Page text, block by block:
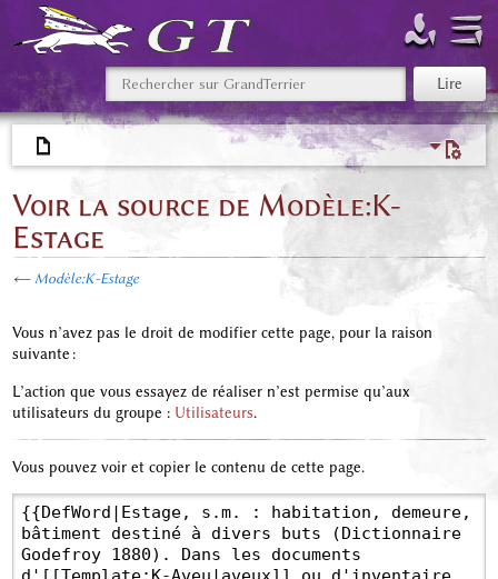
Voir la source de Modèle:K-
Estage
←Modèle:K-Estage
Vous n’avez pas le droit de modifier cette page, pour la raison
suivante :
L’action que vous essayez de réaliser n’est permise qu’aux
utilisateurs du groupe : Utilisateurs.
Vous pouvez voir et copier le contenu de cette page.